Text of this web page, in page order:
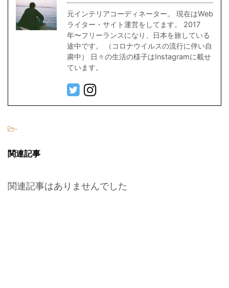
元インテリアコーディネーター。 現在はWeb
ライター・サイト運営をしてます。 2017
年〜フリーランスになり、日本を旅している
途中です。 （コロナウイルスの流行に伴い自
粛中） 日々の生活の様子はInstagramに載せ
ています。
-
関連記事
関連記事はありませんでした